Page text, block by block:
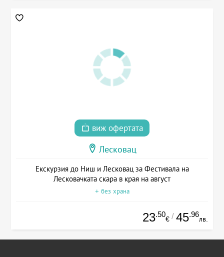
виж офертата
Лесковац
Екскурзия до Ниш и Лесковац за Фестивала на
Лесковачката скара в края на август
+ без храна
23.50
€ / 45.96
лв.